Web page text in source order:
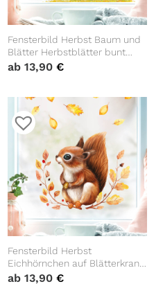
Fensterbild Herbst Baum und
Blätter Herbstblätter bunt
farbig wiederverwendbare
ab13,90€
Fensterbild Herbst
Eichhörnchen auf Blätterkranz
wiederverwendbare
ab13,90€